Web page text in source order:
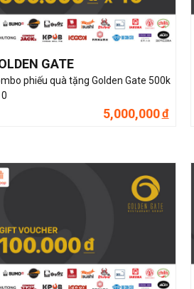
GATE
phiếu quà tặng Golden Gate 500k
5,000,000đ